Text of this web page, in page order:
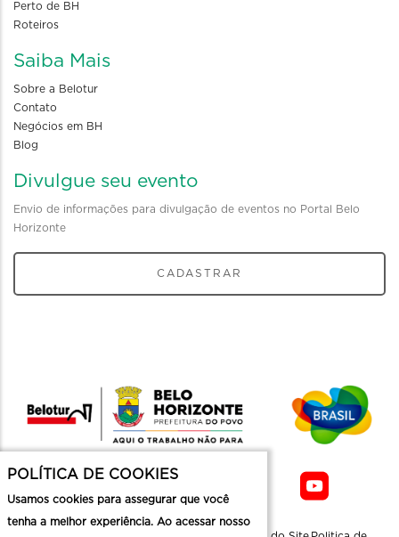
Perto de BH
Roteiros
Saiba Mais
Sobre a Belotur
Contato
Negócios em BH
Blog
Divulgue seu evento
Envio de informações para divulgação de eventos no Portal Belo
Horizonte
CADASTRAR
POLÍTICA DE COOKIES
Usamos cookies para assegurar que você
tenha a melhor experiência. Ao acessar nosso